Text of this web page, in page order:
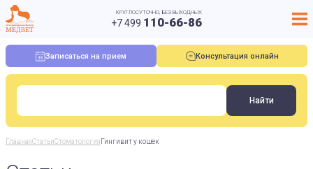
КРУГЛОСУТОЧНО, БЕЗ ВЫХОДНЫХ
+7 499 110-66-86
Записаться на прием Консультация онлайн
ГлавнаяСтатьиСтоматология Гингивит у кошек